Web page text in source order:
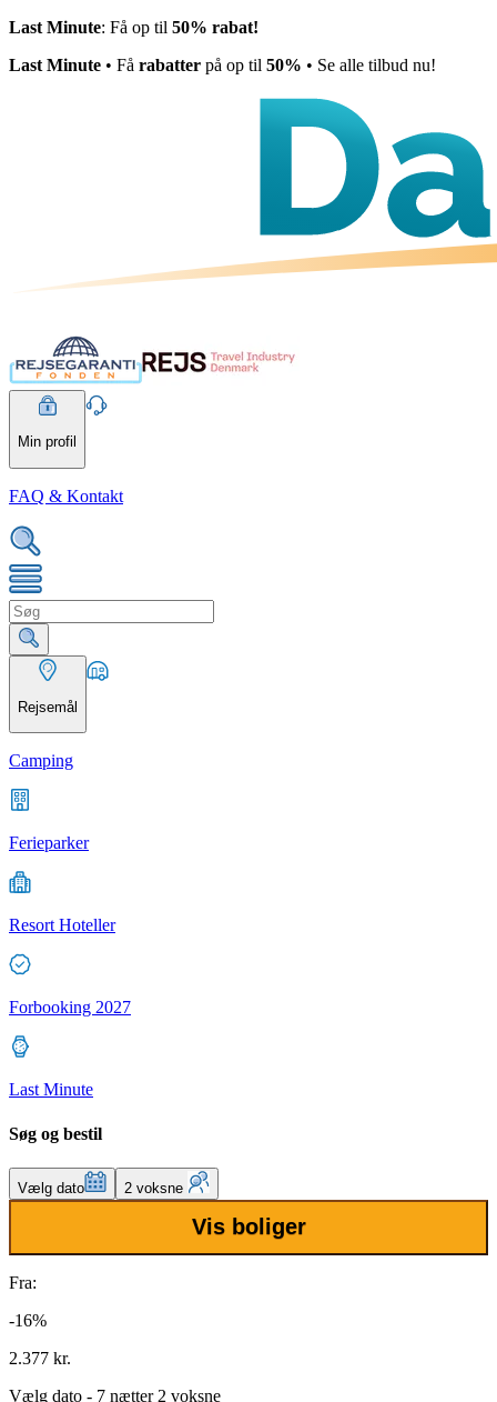
Last Minute: Få op til 50% rabat!
Last Minute • Få rabatter på op til 50% • Se alle tilbud nu!
Min profil
FAQ & Kontakt
Rejsemål
Camping
Ferieparker
Resort Hoteller
Forbooking 2027
Last Minute
Søg og bestil
Vælg dato 2 voksne
Vis boliger
Fra:
-16%
2.377 kr.
Vælg dato - 7 nætter 2 voksne